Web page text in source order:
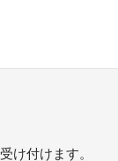
け付けます。